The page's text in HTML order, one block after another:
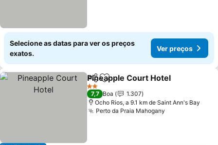
Selecione as datas para ver os preços
exatos.
Ver preços
PartilharAdicionar aos favoritos
Pineapple Court Hotel
2 Estrelas
7,7 Boa
1.307
Ocho Rios, a 9.1 km de Saint Ann's Bay
Perto da Praia Mahogany